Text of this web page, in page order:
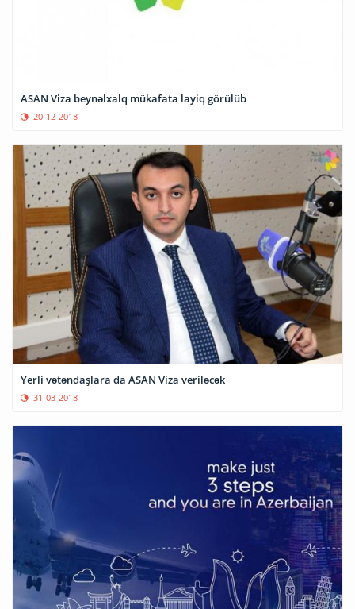
ASAN Viza beynəlxalq mükafata layiq görülüb
20-12-2018
Yerli vətəndaşlara da ASAN Viza veriləcək
31-03-2018